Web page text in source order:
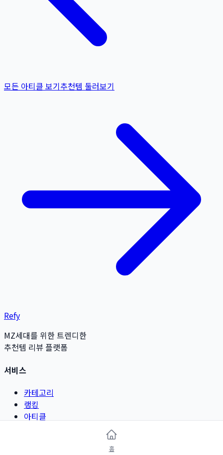
모든 아티클 보기추천템 둘러보기
Refy
MZ세대를 위한 트렌디한
추천템 리뷰 플랫폼
서비스
카테고리
랭킹
아티클
홈